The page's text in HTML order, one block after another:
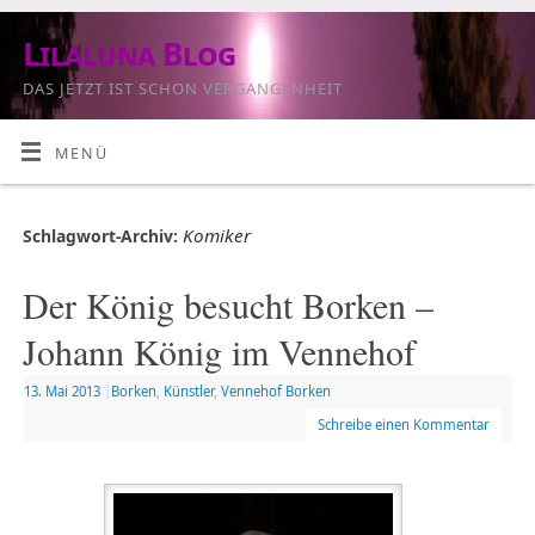
Lilaluna Blog
DAS JETZT IST SCHON VERGANGENHEIT
MENÜ
Schlagwort-Archiv: Komiker
Der König besucht Borken –
Johann König im Vennehof
13. Mai 2013 Borken Künstler, Vennehof Borken
Schreibe einen Kommentar